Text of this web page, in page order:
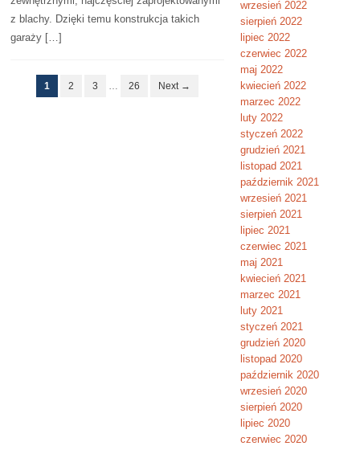
z blachy. Dzięki temu konstrukcja takich
garaży […]
1 2 3 … 26 Next →
wrzesień 2022
sierpień 2022
lipiec 2022
czerwiec 2022
maj 2022
kwiecień 2022
marzec 2022
luty 2022
styczeń 2022
grudzień 2021
listopad 2021
październik 2021
wrzesień 2021
sierpień 2021
lipiec 2021
czerwiec 2021
maj 2021
kwiecień 2021
marzec 2021
luty 2021
styczeń 2021
grudzień 2020
listopad 2020
październik 2020
wrzesień 2020
sierpień 2020
lipiec 2020
czerwiec 2020